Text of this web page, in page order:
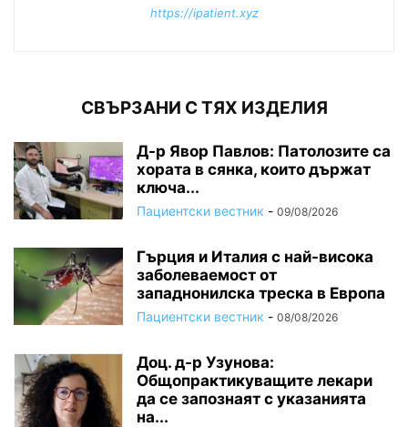
https://ipatient.xyz
СВЪРЗАНИ С ТЯХ ИЗДЕЛИЯ
Д-р Явор Павлов: Патолозите са
хората в сянка, които държат
ключа...
Пациентски вестник - 09/08/2026
Гърция и Италия с най-висока
заболеваемост от
западнонилска треска в Европа
Пациентски вестник - 08/08/2026
Доц. д-р Узунова:
Общопрактикуващите лекари
да се запознаят с указанията
на...